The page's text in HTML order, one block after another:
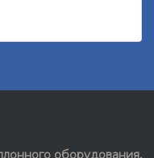
оборудования,